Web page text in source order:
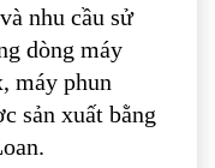
nhu cầu sử
dòng máy
máy phun
sản xuất bằng